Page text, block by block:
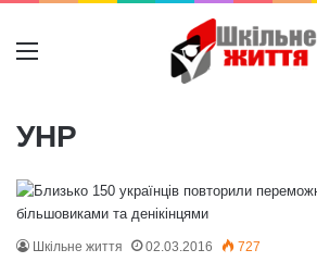
Меню
УНР
Шкільне життя 02.03.2016 727